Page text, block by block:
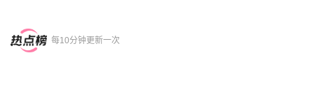
每10分钟更新一次